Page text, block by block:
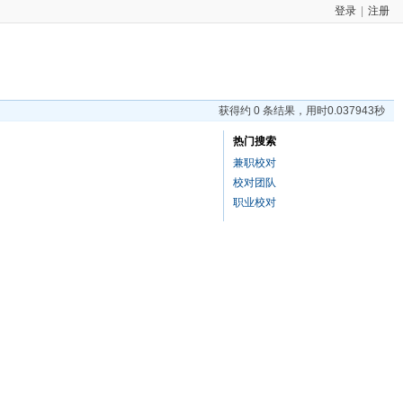
登录 注册
获得约 0 条结果，用时0.037943秒
热门搜索
兼职校对
校对团队
职业校对